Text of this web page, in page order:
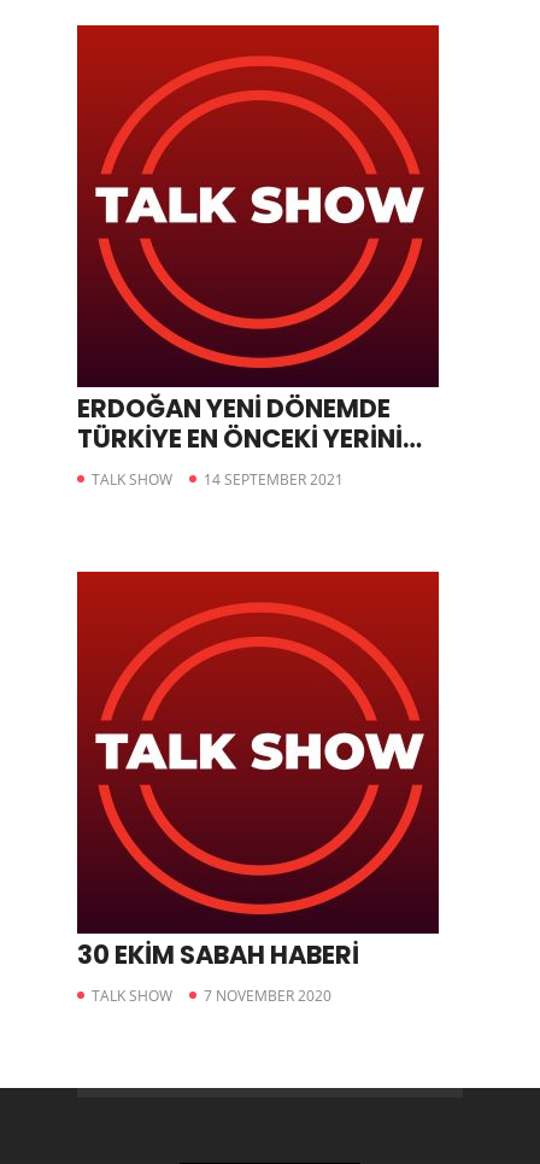
ERDOĞAN YENİ DÖNEMDE
TÜRKİYE EN ÖNCEKİ YERİNİ
ALACAK
TALK SHOW 14 SEPTEMBER 2021
30 EKİM SABAH HABERİ
TALK SHOW 7 NOVEMBER 2020